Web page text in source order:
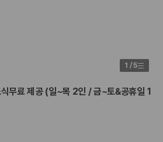
1 /5
무료 제공 (일~목 2인 / 금~토&공휴일 1